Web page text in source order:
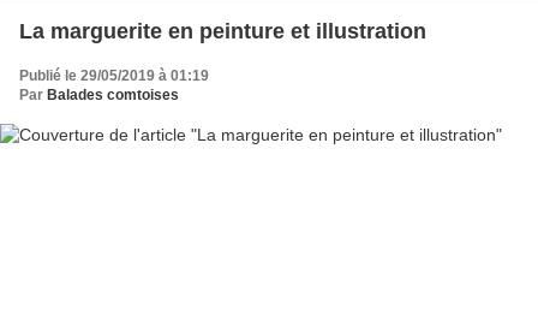
La marguerite en peinture et illustration
Publié le 29/05/2019 à 01:19
Par Balades comtoises